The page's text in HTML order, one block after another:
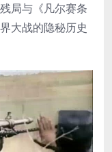
局与《凡尔赛条
大战的隐秘历史